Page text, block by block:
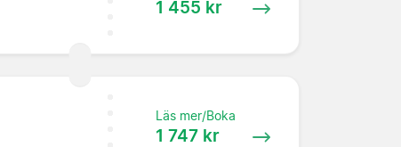
1 455 kr
Läs mer/Boka
1 747 kr